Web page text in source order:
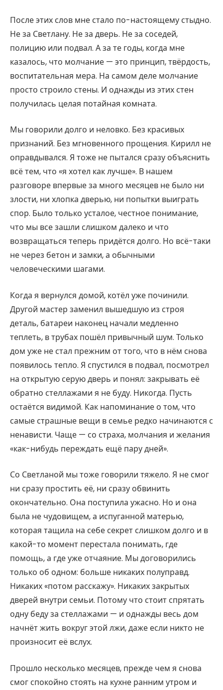
После этих слов мне стало по-настоящему стыдно.
Не за Светлану. Не за дверь. Не за соседей,
полицию или подвал. А за те годы, когда мне
казалось, что молчание — это принцип, твёрдость,
воспитательная мера. На самом деле молчание
просто строило стены. И однажды из этих стен
получилась целая потайная комната.
Мы говорили долго и неловко. Без красивых
признаний. Без мгновенного прощения. Кирилл не
оправдывался. Я тоже не пытался сразу объяснить
всё тем, что «я хотел как лучше». В нашем
разговоре впервые за много месяцев не было ни
злости, ни хлопка дверью, ни попытки выиграть
спор. Было только усталое, честное понимание,
что мы все зашли слишком далеко и что
возвращаться теперь придётся долго. Но всё-таки
не через бетон и замки, а обычными
человеческими шагами.
Когда я вернулся домой, котёл уже починили.
Другой мастер заменил вышедшую из строя
деталь, батареи наконец начали медленно
теплеть, в трубах пошёл привычный шум. Только
дом уже не стал прежним от того, что в нём снова
появилось тепло. Я спустился в подвал, посмотрел
на открытую серую дверь и понял: закрывать её
обратно стеллажами я не буду. Никогда. Пусть
остаётся видимой. Как напоминание о том, что
самые страшные вещи в семье редко начинаются с
ненависти. Чаще — со страха, молчания и желания
«как-нибудь переждать ещё пару дней».
Со Светланой мы тоже говорили тяжело. Я не смог
ни сразу простить её, ни сразу обвинить
окончательно. Она поступила ужасно. Но и она
была не чудовищем, а испуганной матерью,
которая тащила на себе секрет слишком долго и в
какой-то момент перестала понимать, где
помощь, а где уже отчаяние. Мы договорились
только об одном: больше никаких полуправд.
Никаких «потом расскажу». Никаких закрытых
дверей внутри семьи. Потому что стоит спрятать
одну беду за стеллажами — и однажды весь дом
начнёт жить вокруг этой лжи, даже если никто не
произносит её вслух.
Прошло несколько месяцев, прежде чем я снова
смог спокойно стоять на кухне ранним утром и